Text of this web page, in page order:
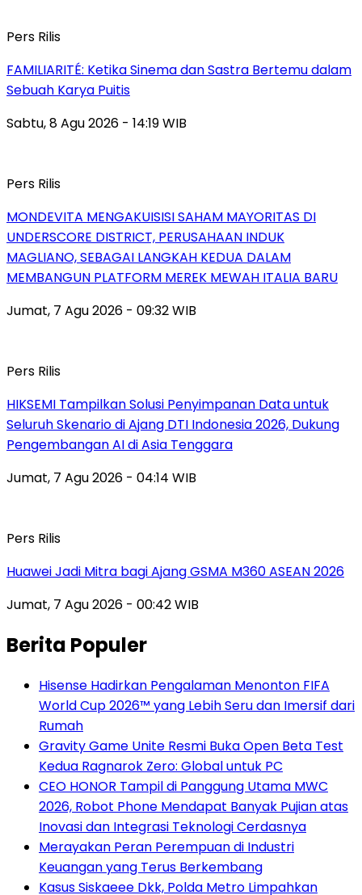
Pers Rilis
FAMILIARITÉ: Ketika Sinema dan Sastra Bertemu dalam
Sebuah Karya Puitis
Sabtu, 8 Agu 2026 - 14:19 WIB
Pers Rilis
MONDEVITA MENGAKUISISI SAHAM MAYORITAS DI
UNDERSCORE DISTRICT, PERUSAHAAN INDUK
MAGLIANO, SEBAGAI LANGKAH KEDUA DALAM
MEMBANGUN PLATFORM MEREK MEWAH ITALIA BARU
Jumat, 7 Agu 2026 - 09:32 WIB
Pers Rilis
HIKSEMI Tampilkan Solusi Penyimpanan Data untuk
Seluruh Skenario di Ajang DTI Indonesia 2026, Dukung
Pengembangan AI di Asia Tenggara
Jumat, 7 Agu 2026 - 04:14 WIB
Pers Rilis
Huawei Jadi Mitra bagi Ajang GSMA M360 ASEAN 2026
Jumat, 7 Agu 2026 - 00:42 WIB
Berita Populer
Hisense Hadirkan Pengalaman Menonton FIFA
World Cup 2026™ yang Lebih Seru dan Imersif dari
Rumah
Gravity Game Unite Resmi Buka Open Beta Test
Kedua Ragnarok Zero: Global untuk PC
CEO HONOR Tampil di Panggung Utama MWC
2026, Robot Phone Mendapat Banyak Pujian atas
Inovasi dan Integrasi Teknologi Cerdasnya
Merayakan Peran Perempuan di Industri
Keuangan yang Terus Berkembang
Kasus Siskaeee Dkk, Polda Metro Limpahkan